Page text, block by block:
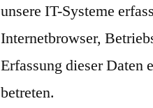
unsere IT-Systeme
Internetbrowser,
Erfassung dieser Daten
betreten.